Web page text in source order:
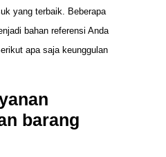
yang terbaik. Beberapa
bahan referensi Anda
apa saja keunggulan
barang